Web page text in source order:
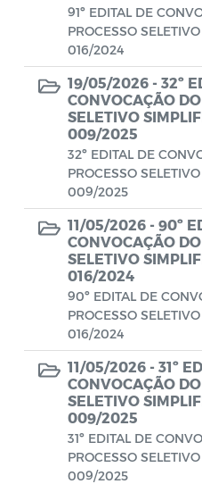
Emendas
Extrato de
Extrato de
Instruções
JARI - Junta
Licenças
Portal do
Portaria
91º EDITAL DE
PROCESSO
016/2024
19/05/2026 - 32º
CONVOCAÇÃO
SELETIVO
009/2025
32º EDITAL DE
PROCESSO
009/2025
11/05/2026 - 90º
CONVOCAÇÃO
SELETIVO
016/2024
90º EDITAL DE
PROCESSO
016/2024
11/05/2026 - 31º
CONVOCAÇÃO
SELETIVO
009/2025
31º EDITAL DE
PROCESSO
009/2025